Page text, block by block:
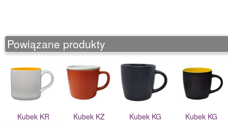
Powiązane produkty
Kubek KR Kubek KZ Kubek KG Kubek KG